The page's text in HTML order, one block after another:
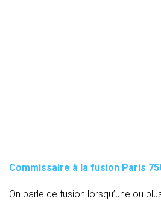
Commissaire à la fusion Paris
On parle de fusion lorsqu’une ou